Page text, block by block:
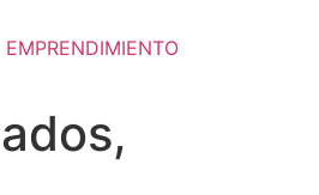
EMPRENDIMIENTO